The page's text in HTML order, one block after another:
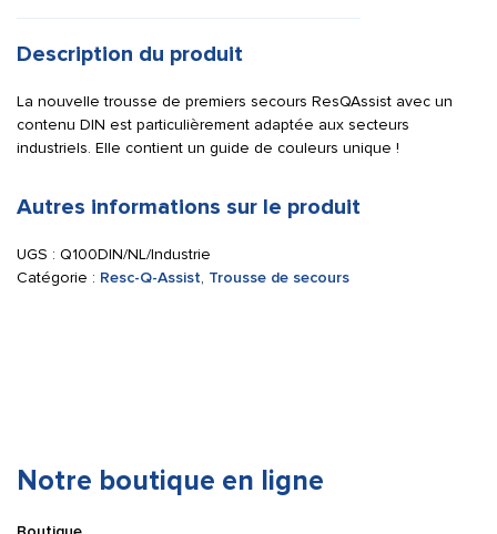
Description du produit
La nouvelle trousse de premiers secours ResQAssist avec un
contenu DIN est particulièrement adaptée aux secteurs
industriels. Elle contient un guide de couleurs unique !
Autres informations sur le produit
UGS : Q100DIN/NL/Industrie
Catégorie : Resc-Q-Assist, Trousse de secours
Notre boutique en ligne